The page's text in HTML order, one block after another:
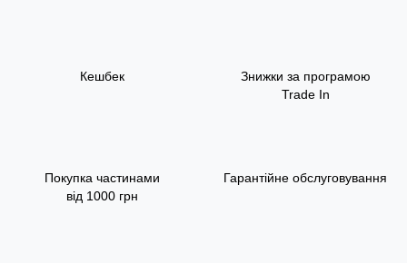
Кешбек
Знижки за програмою
Trade In
Покупка частинами
від 1000 грн
Гарантійне обслуговування